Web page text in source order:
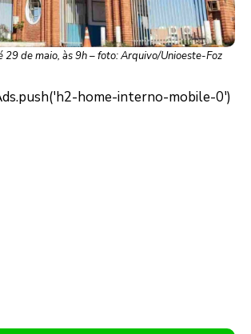
29 de maio, às 9h – foto: Arquivo/Unioeste-Foz